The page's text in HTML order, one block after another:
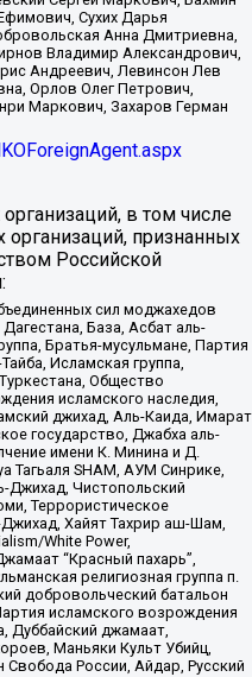
Сухих Дарья
Анна Дмитриевна,
Владимир Александрович,
Андреевич, Левинсон Лев
Орлов Олег Петрович,
Маркович, Захаров Герман
в том числе
признанных
Российской
сил моджахедов
База, Асбат аль-
Братья-мусульмане, Партия
Исламская группа,
Общество
исламского наследия,
джихад, Аль-Каида, Имарат
государство, Джабха аль-
имени К. Минина и Д.
Тагьаля SHAM, АУМ Синрике,
Джихад, Чистопольский
Террористическое
Хайят Тахрир аш-Шам,
White Power,
“Красный пахарь”,
религиозная группа п.
добровольческий батальон
исламского возрождения
Дуббайский джамаат,
Маньяки Культ Убийц,
России, Айдар, Русский